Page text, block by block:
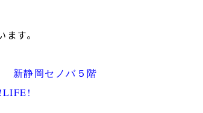
す。
新静岡セノバ５階